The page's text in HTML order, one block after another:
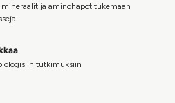
ja aminohapot tukemaan
tutkimuksiin